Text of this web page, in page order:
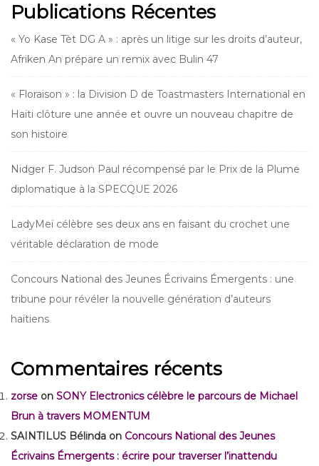
Publications Récentes
« Yo Kase Tèt DG A » : après un litige sur les droits d’auteur,
Afriken An prépare un remix avec Bulin 47
« Floraison » : la Division D de Toastmasters International en
Haïti clôture une année et ouvre un nouveau chapitre de
son histoire
Nidger F. Judson Paul récompensé par le Prix de la Plume
diplomatique à la SPECQUE 2026
LadyMeï célèbre ses deux ans en faisant du crochet une
véritable déclaration de mode
Concours National des Jeunes Écrivains Émergents : une
tribune pour révéler la nouvelle génération d’auteurs
haïtiens
Commentaires récents
zorse on SONY Electronics célèbre le parcours de Michael
Brun à travers MOMENTUM
SAINTILUS Bélinda on Concours National des Jeunes
Écrivains Émergents : écrire pour traverser l’inattendu